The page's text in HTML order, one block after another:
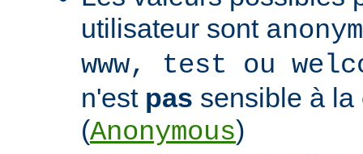
utilisateur sont
www, test ou
n'est pas sensible à la
(Anonymous)